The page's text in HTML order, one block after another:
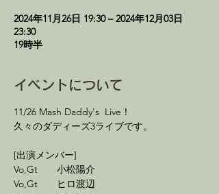
2024年11月26日 19:30 – 2024年12月03日
23:30
19時半
イベントについて
11/26 Mash Daddy's  Live！
久々のダディーズ3ライブです。
[出演メンバー]
Vo,Gt　　小松陽介
Vo,Gt　　ヒロ渡辺